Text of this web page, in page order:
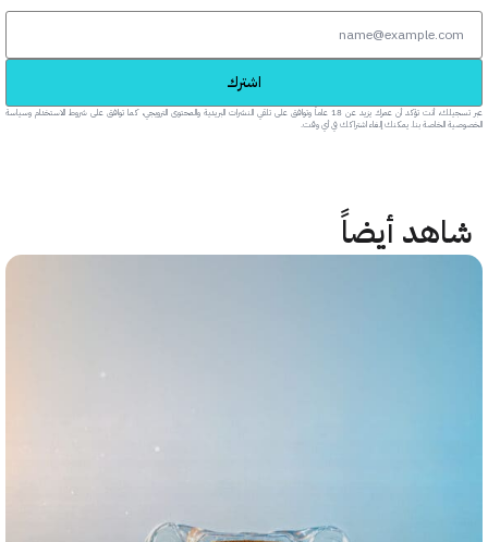
عبر تسجيلك، أنت تؤكد أن عمرك يزيد عن 18 عاماً وتوافق على تلقي النشرات البريدية والمحتوى الترويجي، كما توافق على شروط الاستخدام وسياسة
بنا. يمكنك إلغاء اشتراكك في أي وقت.
أيضاً